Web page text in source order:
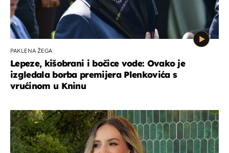
PAKLENA ŽEGA
Lepeze, kišobrani i bočice vode: Ovako je
izgledala borba premijera Plenkovića s
vrućinom u Kninu